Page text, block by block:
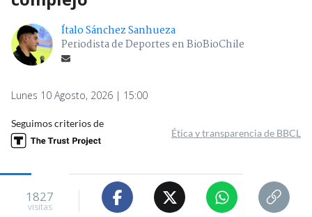
Ítalo Sánchez Sanhueza
Periodista de Deportes en BioBioChile
Lunes 10 Agosto, 2026 | 15:00
Seguimos criterios de
Ética y transparencia de BBCL
1827
visitas